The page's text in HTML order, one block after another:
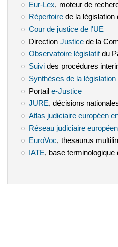
Eur-Lex(le lien est externe)
, moteur de
Répertoire(le lien est
de la législation
Cour de justice de l'UE
Direction Justice(le lien est
de la
Observatoire législatif(le
du
Suivi(le lien est externe)
des procédures
Synthèses de la législation
Portail e-Justice(le lien est
JURE (le lien est externe)
, décisions
Atlas judiciaire européen
Réseau judiciaire européen
EuroVoc(le lien est externe)
, thesaurus
IATE(le lien est externe)
, base terminologique